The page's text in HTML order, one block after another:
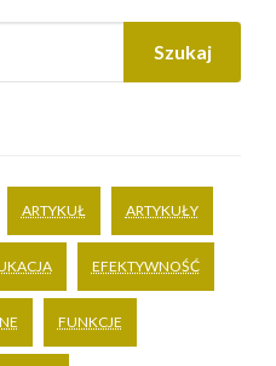
Szukaj
ARTYKUŁ ARTYKUŁY
EFEKTYWNOŚĆ
FUNKCJE